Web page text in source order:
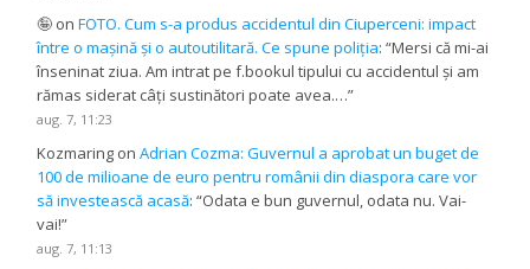
🤪 onFOTO. Cum s-a produs accidentul din Ciuperceni: impact
între o mașină și o autoutilitară. Ce spune poliția: “Mersi că mi-ai
înseninat ziua. Am intrat pe f.bookul tipului cu accidentul și am
rămas siderat câți sustinători poate avea.…”
aug. 7, 11:23
Kozmaring onAdrian Cozma: Guvernul a aprobat un buget de
100 de milioane de euro pentru românii din diaspora care vor
să investească acasă: “Odata e bun guvernul, odata nu. Vai-
vai!”
aug. 7, 11:13